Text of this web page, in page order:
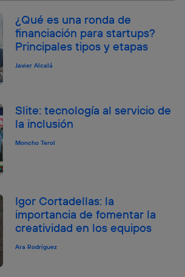
¿Qué es una ronda de
financiación para startups?
Principales tipos y etapas
Javier Alcalá
Slite: tecnología al servicio de
la inclusión
Moncho Terol
Igor Cortadellas: la
importancia de fomentar la
creatividad en los equipos
Ara Rodríguez